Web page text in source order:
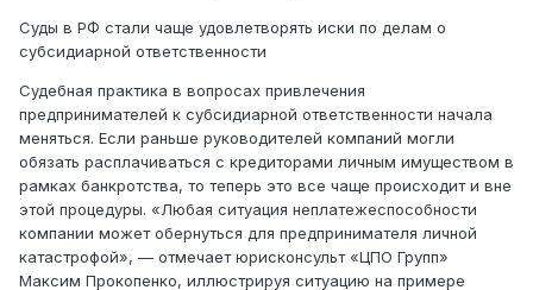
Суды в РФ стали чаще удовлетворять иски по делам о
субсидиарной ответственности
Судебная практика в вопросах привлечения
предпринимателей к субсидиарной ответственности начала
меняться. Если раньше руководителей компаний могли
обязать расплачиваться с кредиторами личным имуществом в
рамках банкротства, то теперь это все чаще происходит и вне
этой процедуры. «Любая ситуация неплатежеспособности
компании может обернуться для предпринимателя личной
катастрофой», — отмечает юрисконсульт «ЦПО Групп»
Максим Прокопенко, иллюстрируя ситуацию на примере